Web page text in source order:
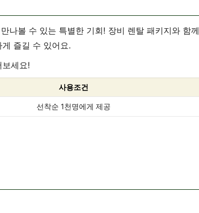
나볼 수 있는 특별한 기회! 장비 렌탈 패키지와 함께
즐길 수 있어요.
세요!
사용조건
선착순 1천명에게 제공